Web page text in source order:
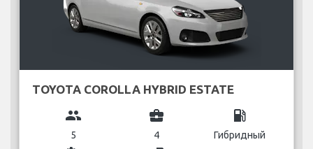
TOYOTA COROLLA HYBRID ESTATE
group
5
business_center
4
local_gas_station
Гибридный